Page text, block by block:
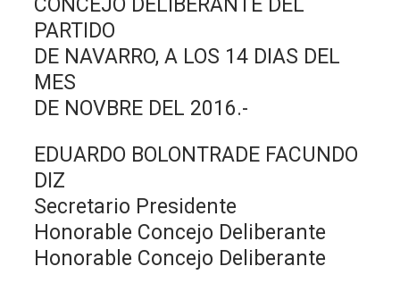
PARTIDO
DE NAVARRO, A LOS 14 DIAS DEL
MES
DE NOVBRE DEL 2016.-
EDUARDO BOLONTRADE FACUNDO
DIZ
Secretario Presidente
Honorable Concejo Deliberante
Honorable Concejo Deliberante